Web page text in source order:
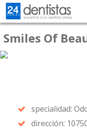
Smiles Of
specialidad:
dirección: